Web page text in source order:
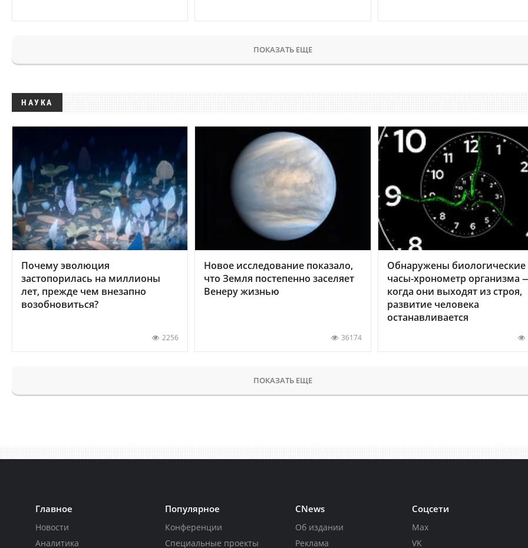
ПОКАЗАТЬ ЕЩЕ
НАУКА
Почему эволюция
застопорилась на миллионы
лет, прежде чем внезапно
возобновиться?
2256
Новое исследование показало,
что Земля постепенно заселяет
Венеру жизнью
36174
Обнаружены биологические
часы-хронометр организма
когда они выходят из строя,
развитие человека
останавливается
ПОКАЗАТЬ ЕЩЕ
Главное
Новости
Аналитика
Популярное
Конференции
Специальные проекты
CNews
Об издании
Реклама
Соцсети
Max
VK